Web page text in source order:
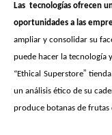
Las tecnologías ofrecen
oportunidades a las
ampliar y consolidar su
puede hacer la tecnología
“Ethical Superstore”
un análisis ético de su
produce botanas de frutas